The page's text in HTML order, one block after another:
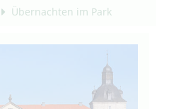
Übernachten im Park